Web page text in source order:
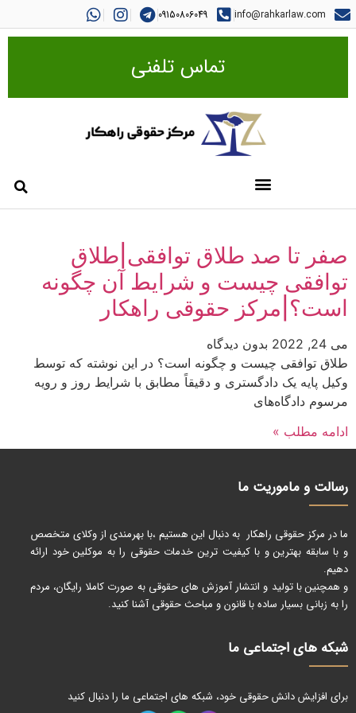
info@rahkarlaw.com
09150806049
تماس تلفنی
صفر تا صد طلاق توافقی|طلاق
توافقی چیست و شرایط آن چگونه
است؟|مرکز حقوقی راهکار
می 24, 2022
بدون دیدگاه
طلاق توافقی چیست و چگونه است؟ در این نوشته که توسط
وکیل پایه یک دادگستری و دقیقاً مطابق با شرایط روز و رویه
مرسوم دادگاه‌های
ادامه مطلب »
رسالت و ماموریت ما
ما در مرکز حقوقی راهکار به دنبال این هستیم ،با بهرمندی از وکلای متخصص
و با سابقه بهترین و با کیفیت ترین خدمات حقوقی را به موکلین خود ارائه
دهیم.
و همچنین با تولید و انتشار آموزش های حقوقی به صورت کاملا رایگان، مردم
را به زبانی بسیار ساده با قانون و مباحث حقوقی آشنا کنید.
شبکه های اجتماعی ما
برای افزایش دانش حقوقی خود، شبکه های اجتماعی ما را دنبال کنید